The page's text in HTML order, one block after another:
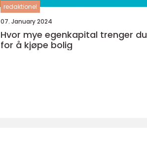
redaktionel
07. January 2024
Hvor mye egenkapital trenger du
for å kjøpe bolig